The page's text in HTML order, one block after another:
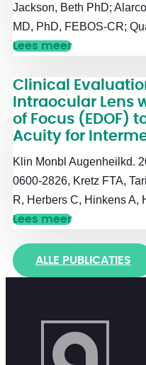
Jackson, Beth PhD;
MD, PhD, FEBOS-CR;
Lees meer
Clinical
Intraocular Lens
of Focus (EDOF)
Acuity for
Klin Monbl Augenheilkd.
0600-2826, Kretz FTA,
R, Herbers C, Hinkens A,
Lees meer
ALLE PUBLICATIES